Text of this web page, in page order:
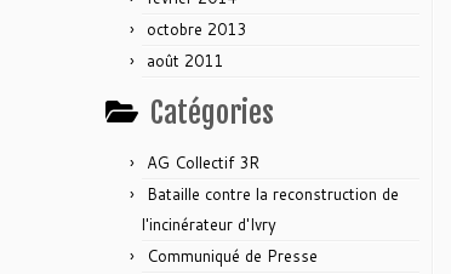
octobre 2013
août 2011
Catégories
AG Collectif 3R
Bataille contre la reconstruction de
l'incinérateur d'Ivry
Communiqué de Presse